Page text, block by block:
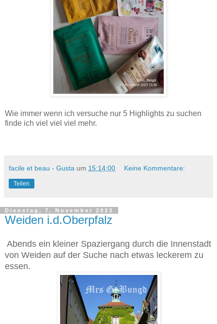
Wie immer wenn ich versuche nur 5 Highlights zu suchen
finde ich viel viel viel mehr.
facile et beau - Gusta um 15:14:00 Keine Kommentare:
Teilen
Dienstag, 7. November 2023
Weiden i.d.Oberpfalz
Abends ein kleiner Spaziergang durch die Innenstadt
von Weiden auf der Suche nach etwas leckerem zu
essen.